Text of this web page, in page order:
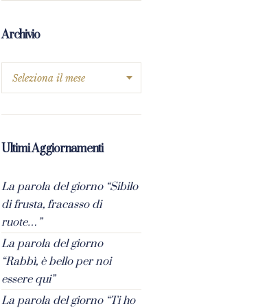
Archivio
Ultimi Aggiornamenti
La parola del giorno “Sibilo
di frusta, fracasso di
ruote…”
La parola del giorno
“Rabbì, è bello per noi
essere qui”
La parola del giorno “Ti ho